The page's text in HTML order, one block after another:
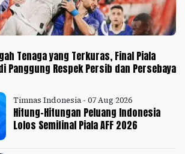
Tenaga yang Terkuras, Final Piala
Panggung Respek Persib dan Persebaya
Timnas Indonesia - 07 Aug 2026
Hitung-Hitungan Peluang Indonesia
Lolos Semifinal Piala AFF 2026